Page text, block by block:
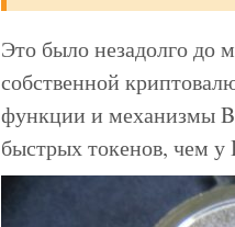
Это было незадолго до
собственной
функции и механизмы
быстрых токенов, чем